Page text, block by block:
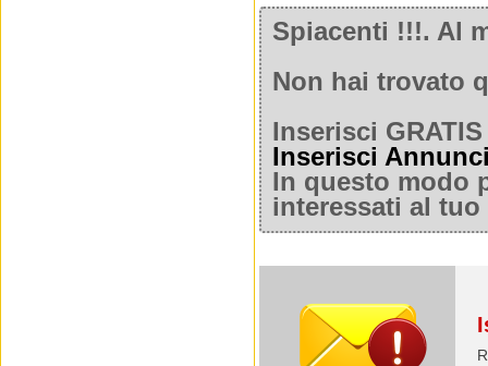
Spiacenti !!!. Al
Non hai trovato
Inserisci
Inserisci
In questo modo
interessati al